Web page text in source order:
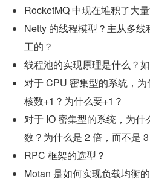
RocketMQ 中现在堆积了大
Netty 的线程模型？主从多
工的？
线程池的实现原理是什么？
对于 CPU 密集型的系统，
核数+1？为什么要+1？
对于 IO 密集型的系统，为
数？为什么是 2 倍，而不是
RPC 框架的选型？
Motan 是如何实现负载均衡